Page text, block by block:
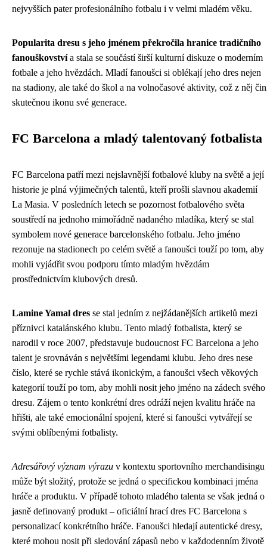
nejvyšších pater profesionálního fotbalu i v velmi mladém věku.
Popularita dresu s jeho jménem překročila hranice tradičního
fanouškovstvía stala se součástí širší kulturní diskuze o moderním
fotbale a jeho hvězdách. Mladí fanoušci si oblékají jeho dres nejen
na stadiony, ale také do škol a na volnočasové aktivity, což z něj
skutečnou ikonu své generace.
FC Barcelona a mladý talentovaný fotbalista
FC Barcelona patří mezi nejslavnější fotbalové kluby na světě a její
historie je plná výjimečných talentů, kteří prošli slavnou akademií
La Masia. V posledních letech se pozornost fotbalového světa
soustředí na jednoho mimořádně nadaného mladíka, který se stal
symbolem nové generace barcelonského fotbalu. Jeho jméno
rezonuje na stadionech po celém světě a fanoušci touží po tom, aby
mohli vyjádřit svou podporu tímto mladým hvězdám
prostřednictvím klubových dresů.
Lamine Yamal dres se stal jedním z nejžádanějších artikelů mezi
příznivci katalánského klubu. Tento mladý fotbalista, který se
narodil v roce 2007, představuje budoucnost FC Barcelona a jeho
talent je srovnáván s největšími legendami klubu. Jeho dres nese
číslo, které se rychle stává ikonickým, a fanoušci všech věkových
kategorií touží po tom, aby mohli nosit jeho jméno na zádech svého
dresu. Zájem o tento konkrétní dres odráží nejen kvalitu hráče na
hřišti, ale také emocionální spojení, které si fanoušci vytvářejí se
svými oblíbenými fotbalisty.
Adresářový význam výrazu v kontextu sportovního merchandisingu
může být složitý, protože se jedná o specifickou kombinaci jména
hráče a produktu. V případě tohoto mladého talenta se však jedná o
jasně definovaný produkt – oficiální hrací dres FC Barcelona s
personalizací konkrétního hráče. Fanoušci hledají autentické dresy,
které mohou nosit při sledování zápasů nebo v každodenním životě